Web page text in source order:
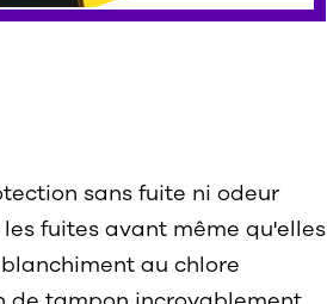
sans fuite ni odeur
fuites avant même qu'elles
au chlore